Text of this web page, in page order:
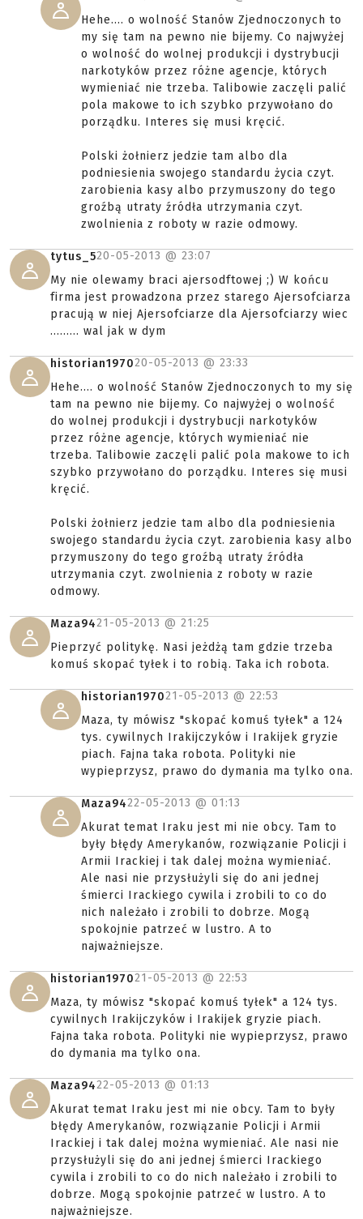
Hehe.... o wolność Stanów Zjednoczonych to
my się tam na pewno nie bijemy. Co najwyżej
o wolność do wolnej produkcji i dystrybucji
narkotyków przez różne agencje, których
wymieniać nie trzeba. Talibowie zaczęli palić
pola makowe to ich szybko przywołano do
porządku. Interes się musi kręcić.
Polski żołnierz jedzie tam albo dla
podniesienia swojego standardu życia czyt.
zarobienia kasy albo przymuszony do tego
groźbą utraty źródła utrzymania czyt.
zwolnienia z roboty w razie odmowy.
tytus_520-05-2013 @ 23:07
My nie olewamy braci ajersodftowej ;) W końcu
firma jest prowadzona przez starego Ajersofciarza
pracują w niej Ajersofciarze dla Ajersofciarzy wiec
......... wal jak w dym
historian197020-05-2013 @ 23:33
Hehe.... o wolność Stanów Zjednoczonych to my się
tam na pewno nie bijemy. Co najwyżej o wolność
do wolnej produkcji i dystrybucji narkotyków
przez różne agencje, których wymieniać nie
trzeba. Talibowie zaczęli palić pola makowe to ich
szybko przywołano do porządku. Interes się musi
kręcić.
Polski żołnierz jedzie tam albo dla podniesienia
swojego standardu życia czyt. zarobienia kasy albo
przymuszony do tego groźbą utraty źródła
utrzymania czyt. zwolnienia z roboty w razie
odmowy.
Maza9421-05-2013 @ 21:25
Pieprzyć politykę. Nasi jeżdżą tam gdzie trzeba
komuś skopać tyłek i to robią. Taka ich robota.
historian197021-05-2013 @ 22:53
Maza, ty mówisz "skopać komuś tyłek" a 124
tys. cywilnych Irakijczyków i Irakijek gryzie
piach. Fajna taka robota. Polityki nie
wypieprzysz, prawo do dymania ma tylko ona.
Maza9422-05-2013 @ 01:13
Akurat temat Iraku jest mi nie obcy. Tam to
były błędy Amerykanów, rozwiązanie Policji i
Armii Irackiej i tak dalej można wymieniać.
Ale nasi nie przysłużyli się do ani jednej
śmierci Irackiego cywila i zrobili to co do
nich należało i zrobili to dobrze. Mogą
spokojnie patrzeć w lustro. A to
najważniejsze.
historian197021-05-2013 @ 22:53
Maza, ty mówisz "skopać komuś tyłek" a 124 tys.
cywilnych Irakijczyków i Irakijek gryzie piach.
Fajna taka robota. Polityki nie wypieprzysz, prawo
do dymania ma tylko ona.
Maza9422-05-2013 @ 01:13
Akurat temat Iraku jest mi nie obcy. Tam to były
błędy Amerykanów, rozwiązanie Policji i Armii
Irackiej i tak dalej można wymieniać. Ale nasi nie
przysłużyli się do ani jednej śmierci Irackiego
cywila i zrobili to co do nich należało i zrobili to
dobrze. Mogą spokojnie patrzeć w lustro. A to
najważniejsze.